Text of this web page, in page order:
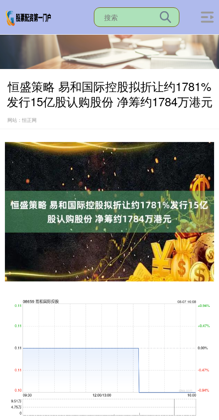
恒盛策略 易和国际控股拟折让约1781%
发行15亿股认购股份 净筹约1784万港元
网站：恒正网